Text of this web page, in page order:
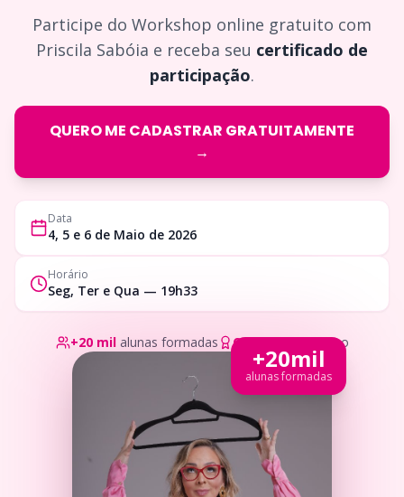
Participe do Workshop online gratuito com
Priscila Sabóia e receba seu certificado de
participação.
QUERO ME CADASTRAR GRATUITAMENTE
→
Data
4, 5 e 6 de Maio de 2026
Horário
Seg, Ter e Qua — 19h33
+20 milalunas formadas Certificadoincluso
+20mil
alunas formadas